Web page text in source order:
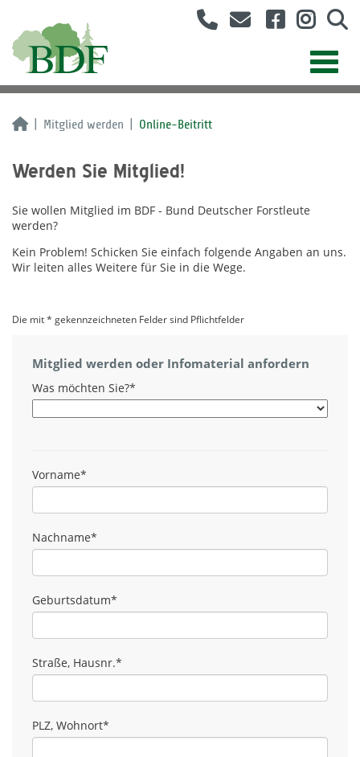
Mitglied werden Online-Beitritt
Werden Sie Mitglied!
Sie wollen Mitglied im BDF - Bund Deutscher Forstleute
werden?
Kein Problem! Schicken Sie einfach folgende Angaben an uns.
Wir leiten alles Weitere für Sie in die Wege.
Die mit * gekennzeichneten Felder sind Pflichtfelder
Mitglied werden oder Infomaterial anfordern
Was möchten Sie?*
Vorname*
Nachname*
Geburtsdatum*
Straße, Hausnr.*
PLZ, Wohnort*